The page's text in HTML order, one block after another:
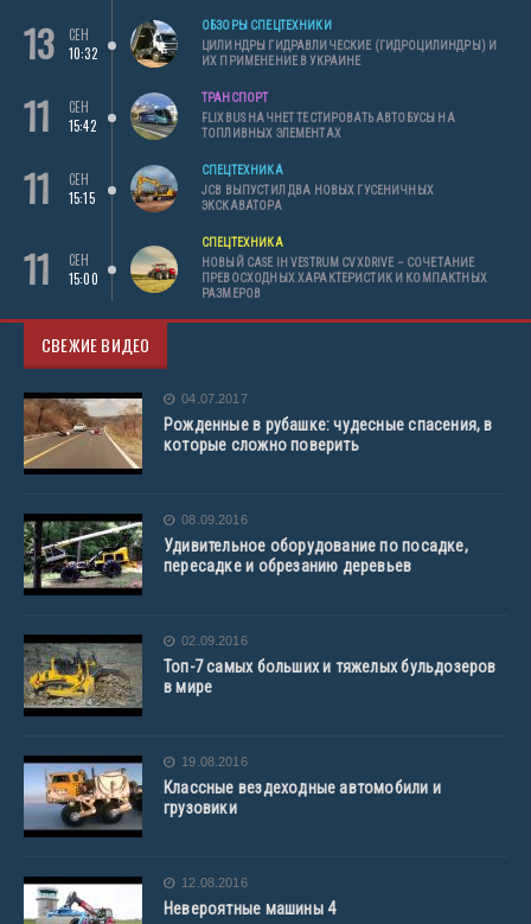
13
СЕН
10:32
ОБЗОРЫ СПЕЦТЕХНИКИ
ЦИЛИНДРЫ ГИДРАВЛИЧЕСКИЕ (ГИДРОЦИЛИНДРЫ) И
ИХ ПРИМЕНЕНИЕ В УКРАИНЕ
11
СЕН
15:42
ТРАНСПОРТ
FLIXBUS НАЧНЕТ ТЕСТИРОВАТЬ АВТОБУСЫ НА
ТОПЛИВНЫХ ЭЛЕМЕНТАХ
11
СЕН
15:15
СПЕЦТЕХНИКА
JCB ВЫПУСТИЛ ДВА НОВЫХ ГУСЕНИЧНЫХ
ЭКСКАВАТОРА
11
СЕН
15:00
СПЕЦТЕХНИКА
НОВЫЙ CASE IH VESTRUM CVXDRIVE – СОЧЕТАНИЕ
ПРЕВОСХОДНЫХ ХАРАКТЕРИСТИК И КОМПАКТНЫХ
РАЗМЕРОВ
СВЕЖИЕ ВИДЕО
04.07.2017
Рожденные в рубашке: чудесные спасения, в
которые сложно поверить
08.09.2016
Удивительное оборудование по посадке,
пересадке и обрезанию деревьев
02.09.2016
Топ-7 самых больших и тяжелых бульдозеров
в мире
19.08.2016
Классные вездеходные автомобили и
грузовики
12.08.2016
Невероятные машины 4